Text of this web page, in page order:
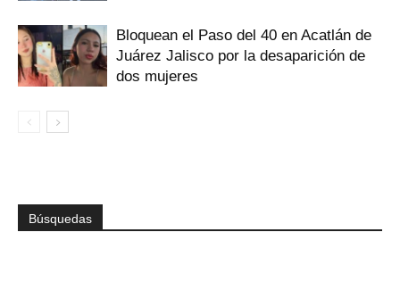
Bloquean el Paso del 40 en Acatlán de
Juárez Jalisco por la desaparición de
dos mujeres
Búsquedas